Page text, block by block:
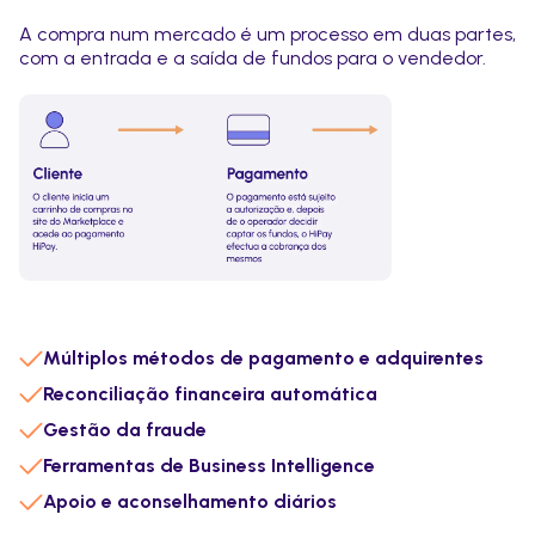
A compra num mercado é um processo em duas partes,
com a entrada e a saída de fundos para o vendedor.
Múltiplos métodos de pagamento e adquirentes
Reconciliação financeira automática
Gestão da fraude
Ferramentas de Business Intelligence
Apoio e aconselhamento diários